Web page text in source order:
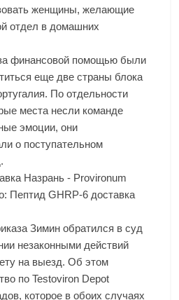
женщины, желающие
отдел в домашних
финансовой помощью были
еще две страны блока
По отдельности
места несли команде
эмоции, они
о поступательном
Назрань - Provironum
Пептид GHRP-6 доставка
Зимин обратился в суд
незаконными действий
на выезд. Об этом
по Testoviron Depot
которое в обоих случаях